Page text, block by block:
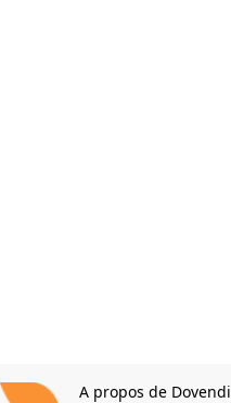
A propos de Dovendi